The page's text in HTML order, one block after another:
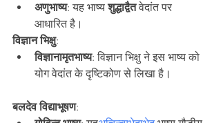
अणुभाष्य: यह भाष्य शुद्धाद्वैत वेदांत पर
आधारित है।
विज्ञान भिक्षु:
विज्ञानामृतभाष्य: विज्ञान भिक्षु ने इस भाष्य को
योग वेदांत के दृष्टिकोण से लिखा है।
बलदेव विद्याभूषण: